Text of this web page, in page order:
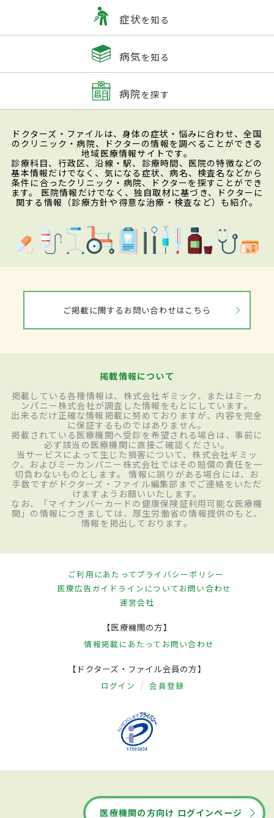
症状を知る
病気を知る
病院を探す
ドクターズ・ファイルは、身体の症状・悩みに合わせ、全国
のクリニック・病院、ドクターの情報を調べることができる
地域医療情報サイトです。
診療科目、行政区、沿線・駅、診療時間、医院の特徴などの
基本情報だけでなく、気になる症状、病名、検査名などから
条件に合ったクリニック・病院、ドクターを探すことができ
ます。 医院情報だけでなく、独自取材に基づき、ドクターに
関する情報（診療方針や得意な治療・検査など）も紹介。
ご掲載に関するお問い合わせはこちら
掲載情報について
掲載している各種情報は、株式会社ギミック、またはミーカ
ンパニー株式会社が調査した情報をもとにしています。
出来るだけ正確な情報掲載に努めておりますが、内容を完全
に保証するものではありません。
掲載されている医療機関へ受診を希望される場合は、事前に
必ず該当の医療機関に直接ご確認ください。
当サービスによって生じた損害について、株式会社ギミッ
ク、およびミーカンパニー株式会社ではその賠償の責任を一
切負わないものとします。 情報に誤りがある場合には、お
手数ですがドクターズ・ファイル編集部までご連絡をいただ
けますようお願いいたします。
なお、「マイナンバーカードの健康保険証利用可能な医療機
関」の情報につきましては、厚生労働省の情報提供のもと、
情報を掲出しております。
ご利用にあたってプライバシーポリシー
医療広告ガイドラインについてお問い合わせ
運営会社
【医療機関の方】
情報掲載にあたって お問い合わせ
【ドクターズ・ファイル会員の方】
ログイン 会員登録
医療機関の方向け ログインページ